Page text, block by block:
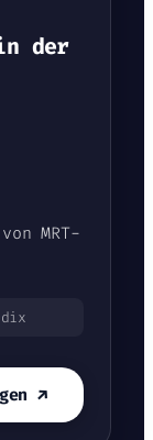
der
MRT-
↗